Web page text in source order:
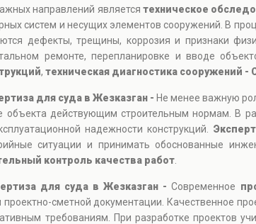
направлений является техническое
систем и несущих элементов сооружений. В
дефекты, трещины, коррозия и признаки
ремонте, перепланировке и вводе
, техническая диагностика сооружений -
для суда в Жезказган - Не менее важную
объекта действующим строительным нормам. В
надежности конструкций.
ситуации и принимать обоснованные
контроль качества работ
для суда в Жезказган -Современное
сметной документации. Качественное
требованиям. При разработке проектов